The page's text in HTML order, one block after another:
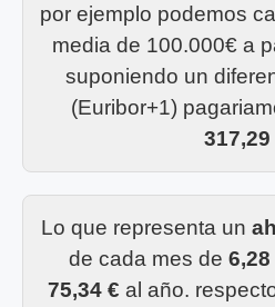
por ejemplo podemos
media de 100.000€ a
suponiendo un
(Euribor+1)
317,29
Lo que representa un
de cada mes de 6,28
75,34 € al año.